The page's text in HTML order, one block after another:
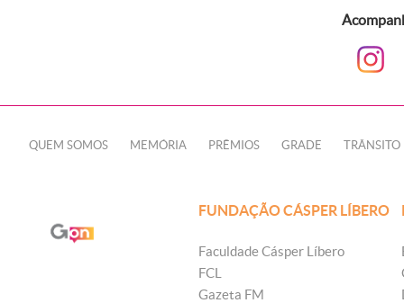
QUEM SOMOS MEMÓRIA PRÊMIOS GRADE TRÂNSITO
FUNDAÇÃO CÁSPER LÍBERO
Faculdade Cásper Líbero
FCL
Gazeta FM